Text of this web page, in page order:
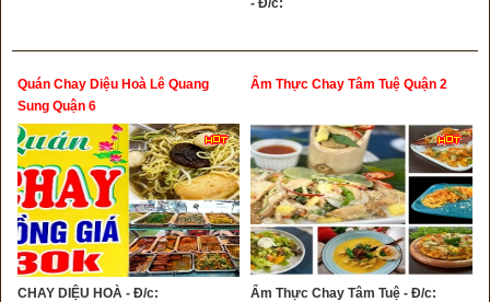
- Đ/c:
Quán Chay Diệu Hoà Lê Quang
Sung Quận 6
CHAY DIỆU HOÀ - Đ/c:
Ẩm Thực Chay Tâm Tuệ Quận 2
Ẩm Thực Chay Tâm Tuệ - Đ/c: